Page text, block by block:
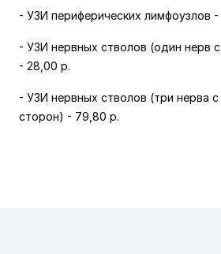
- УЗИ периферических лимфоузлов -
- УЗИ нервных стволов (один нерв
- 28,00 р.
- УЗИ нервных стволов (три нерва с
сторон) - 79,80 р.